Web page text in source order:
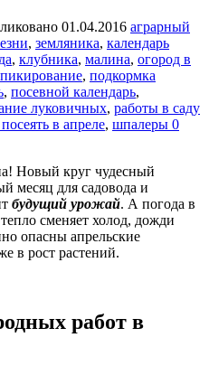
01.04.2016 аграрный
, земляника, календарь
, клубника, малина, огород в
пикирование, подкормка
, посевной календарь,
луковичных, работы в саду
в апреле, шпалеры 0
Новый круг чудесный
месяц для садовода и
будущий урожай. А погода в
сменяет холод, дожди
опасны апрельские
в рост растений.
работ в